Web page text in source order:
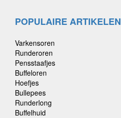
POPULAIRE ARTIKELEN
Varkensoren
Runderoren
Pensstaafjes
Buffeloren
Hoefjes
Bullepees
Runderlong
Buffelhuid